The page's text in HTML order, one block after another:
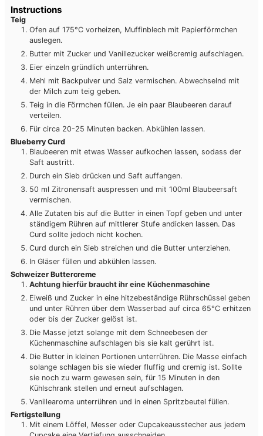
Instructions
Teig
Ofen auf 175°C vorheizen, Muffinblech mit Papierförmchen
auslegen.
Butter mit Zucker und Vanillezucker weißcremig aufschlagen.
Eier einzeln gründlich unterrühren.
Mehl mit Backpulver und Salz vermischen. Abwechselnd mit
der Milch zum teig geben.
Teig in die Förmchen füllen. Je ein paar Blaubeeren darauf
verteilen.
Für circa 20-25 Minuten backen. Abkühlen lassen.
Blueberry Curd
Blaubeeren mit etwas Wasser aufkochen lassen, sodass der
Saft austritt.
Durch ein Sieb drücken und Saft auffangen.
50 ml Zitronensaft auspressen und mit 100ml Blaubeersaft
vermischen.
Alle Zutaten bis auf die Butter in einen Topf geben und unter
ständigem Rühren auf mittlerer Stufe andicken lassen. Das
Curd sollte jedoch nicht kochen.
Curd durch ein Sieb streichen und die Butter unterziehen.
In Gläser füllen und abkühlen lassen.
Schweizer Buttercreme
Achtung hierfür braucht ihr eine Küchenmaschine
Eiweiß und Zucker in eine hitzebeständige Rührschüssel geben
und unter Rühren über dem Wasserbad auf circa 65°C erhitzen
oder bis der Zucker gelöst ist.
Die Masse jetzt solange mit dem Schneebesen der
Küchenmaschine aufschlagen bis sie kalt gerührt ist.
Die Butter in kleinen Portionen unterrühren. Die Masse einfach
solange schlagen bis sie wieder fluffig und cremig ist. Sollte
sie noch zu warm gewesen sein, für 15 Minuten in den
Kühlschrank stellen und erneut aufschlagen.
Vanillearoma unterrühren und in einen Spritzbeutel füllen.
Fertigstellung
Mit einem Löffel, Messer oder Cupcakeausstecher aus jedem